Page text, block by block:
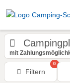
mit
Filtern
0